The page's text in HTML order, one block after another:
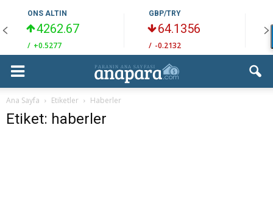
ONS ALTIN
4262.67
/ +0.5277
GBP/TRY
64.1356
/ -0.2132 /
Ana Sayfa Etiketler Haberler
Etiket: haberler